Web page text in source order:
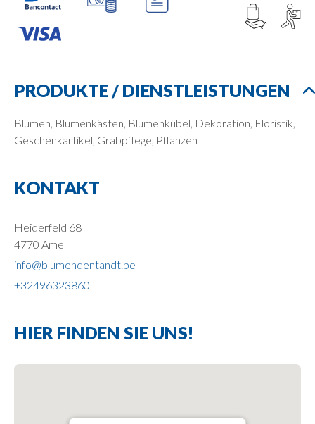
PRODUKTE / DIENSTLEISTUNGEN
Blumen, Blumenkästen, Blumenkübel, Dekoration, Floristik,
Geschenkartikel, Grabpflege, Pflanzen
KONTAKT
Heiderfeld 68
4770 Amel
info@blumendentandt.be
+32496323860
HIER FINDEN SIE UNS!